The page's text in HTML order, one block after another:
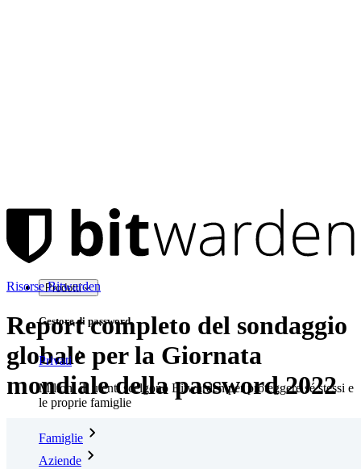
Prodotti
Gestore di password
Privati
Milioni di utenti scelgono Bitwarden per proteggere sé stessi e
le proprie famiglie
Famiglie
Aziende
Risorse Bitwarden
Report completo del sondaggio
globale per la Giornata
mondiale della password 2022